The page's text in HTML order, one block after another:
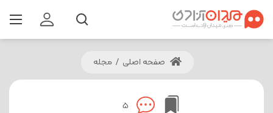
صفحه اصلی / مجله
5